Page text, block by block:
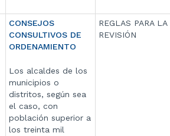
CONSEJOS
CONSULTIVOS DE
ORDENAMIENTO
Los alcaldes de los
municipios o
distritos, según sea
el caso, con
población superior a
los treinta mil
REGLAS PARA LA
REVISIÓN